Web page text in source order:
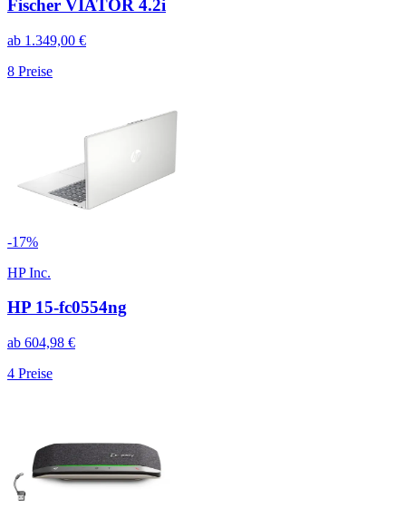
Fischer VIATOR 4.2i
ab 1.349,00 €
8 Preise
-17%
HP Inc.
HP 15-fc0554ng
ab 604,98 €
4 Preise